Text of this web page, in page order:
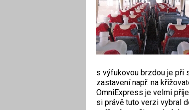
s výfukovou brzdou je při
zastavení např. na
OmniExpress je velmi
si právě tuto verzi vybral